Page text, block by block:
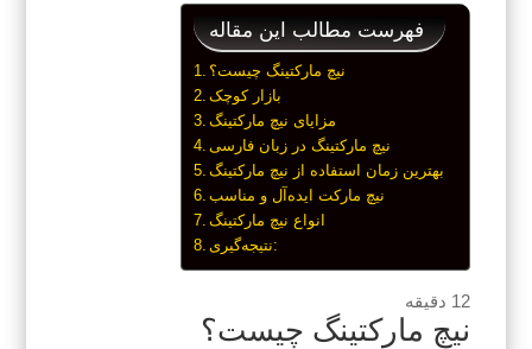
فهرست مطالب این مقاله
نیچ مارکتینگ چیست؟
بازار کوچک
مزایای نیچ مارکتینگ
نیچ مارکتینگ در زبان فارسی
بهترین زمان استفاده از نیچ مارکتینگ
نیچ مارکت ایده‌آل و مناسب
انواع نیچ مارکتینگ
نتیجه‌گیری:
12 دقیقه
نیچ مارکتینگ چیست؟